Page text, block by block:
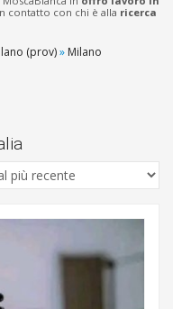
contatto con chi è alla ricerca
(prov)» Milano